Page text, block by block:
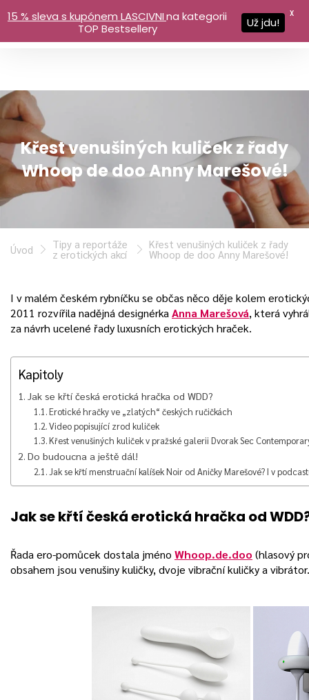
Křest venušiných kuliček z řady
Whoop de doo Anny Marešové!
Úvod Tipy a reportáže
z erotických akcí
Křest venušiných kuliček z řady
Whoop de doo Anny Marešové!
I v malém českém rybníčku se občas něco děje kolem
2011 rozvířila nadějná designérka Anna Marešová, která
za návrh ucelené řady luxusních erotických hraček.
Kapitoly
Jak se křtí česká erotická hračka od WDD?
Erotické hračky ve „zlatých“ českých ručičkách
Video popisující zrod kuliček
Křest venušiných kuliček v pražské galerii Dvorak Sec
Do budoucna a ještě dál!
Jak se křtí menstruační kalíšek Noir od Aničky Marešové? I v
Jak se křtí česká erotická hračka od
Řada ero-pomůcek dostala jméno Whoop.de.doo (hlasový
obsahem jsou venušiny kuličky, dvoje vibrační kuličky a vibrátor.
15 % sleva s kupónem LASCIVNIna kategorii
TOP Bestsellery
Už jdu!
X